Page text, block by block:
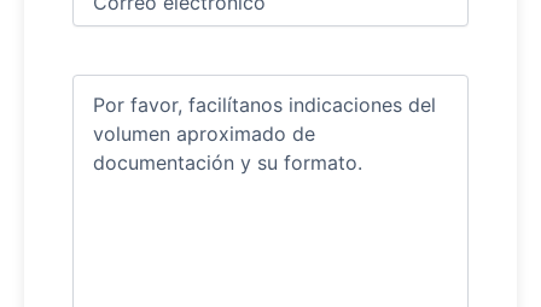
electrónico (Obligatorio)
Comentarios